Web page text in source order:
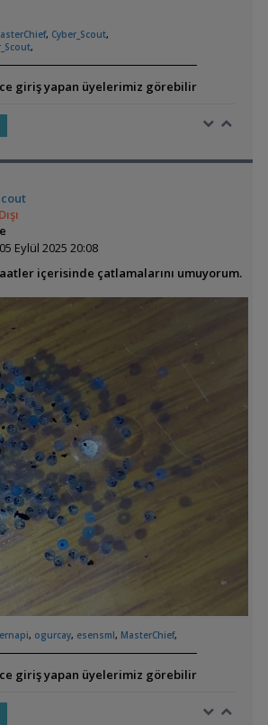
, Cyber_Scout,
,
giriş yapan üyelerimiz görebilir
05 Eylül 2025 20:08
içerisinde çatlamalarını umuyorum.
, ogurcay, esensml, MasterChief,
giriş yapan üyelerimiz görebilir